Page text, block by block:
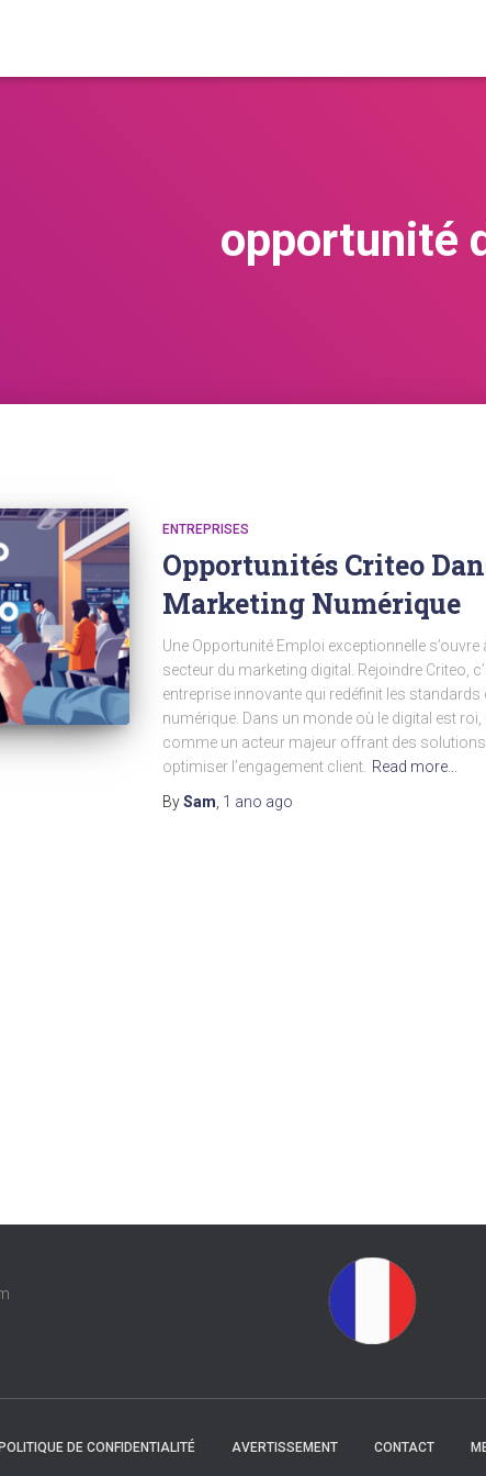
opportunité
ENTREPRISES
Opportunités Criteo
Marketing Numérique
Une Opportunité Emploi exceptionnelle
secteur du marketing digital. Rejoindre Criteo,
entreprise innovante qui redéfinit les standards
numérique. Dans un monde où le digital est
comme un acteur majeur offrant des
optimiser l’engagement client. Read more…
BySam 1 ano ago
POLITIQUE DE CONFIDENTIALITÉ AVERTISSEMENT CONTACT